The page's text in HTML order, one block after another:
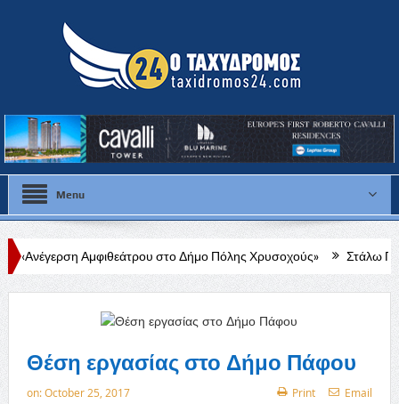
Menu
στο Δήμο Πόλης Χρυσοχούς» Στάλω Γεωργίου: Στο
Θέση εργασίας στο Δήμο Πάφου
on:October 25, 2017 Print Email